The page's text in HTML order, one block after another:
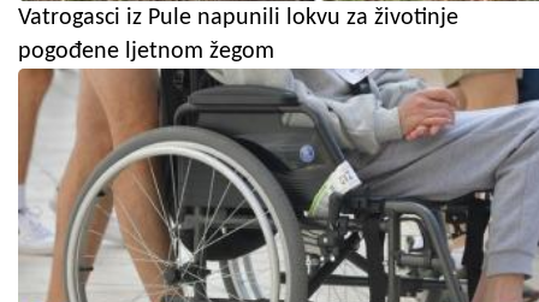
Vatrogasci iz Pule napunili lokvu za životinje
pogođene ljetnom žegom